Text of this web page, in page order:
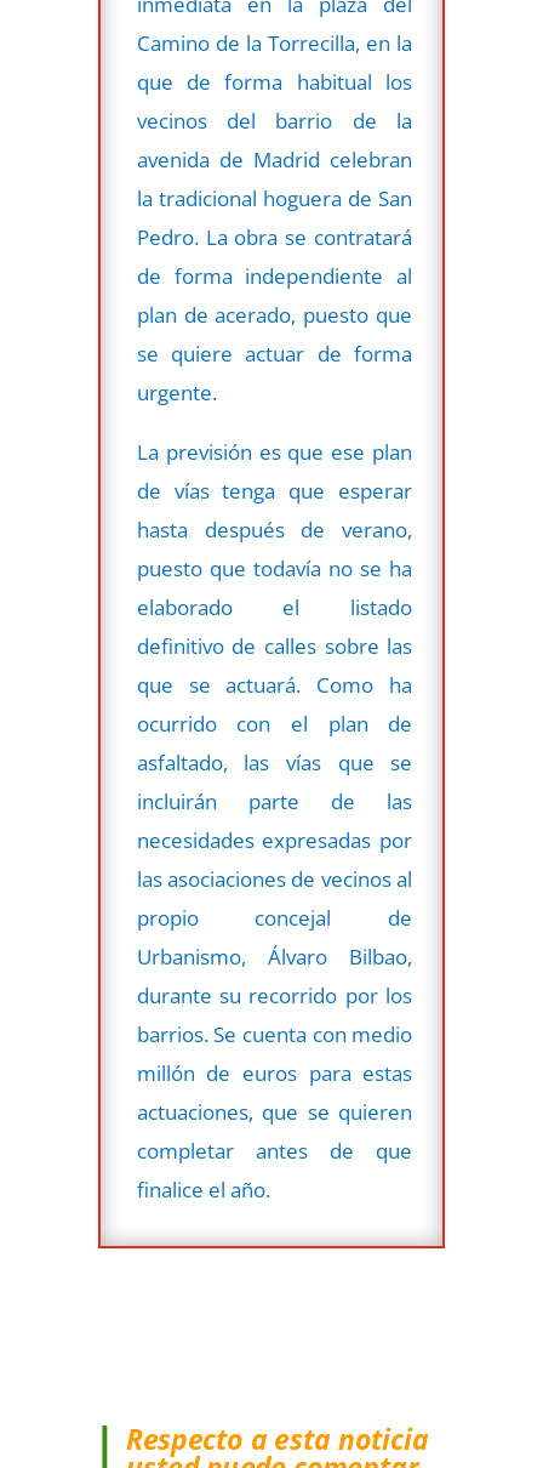
Camino de la Torrecilla, en la
que de forma habitual los
vecinos del barrio de la
avenida de Madrid celebran
la tradicional hoguera de San
Pedro. La obra se contratará
de forma independiente al
plan de acerado, puesto que
se quiere actuar de forma
urgente.
La previsión es que ese plan
de vías tenga que esperar
hasta después de verano,
puesto que todavía no se ha
elaborado el listado
definitivo de calles sobre las
que se actuará. Como ha
ocurrido con el plan de
asfaltado, las vías que se
incluirán parte de las
necesidades expresadas por
las asociaciones de vecinos al
propio concejal de
Urbanismo, Álvaro Bilbao,
durante su recorrido por los
barrios. Se cuenta con medio
millón de euros para estas
actuaciones, que se quieren
completar antes de que
finalice el año.
Respecto a esta noticia